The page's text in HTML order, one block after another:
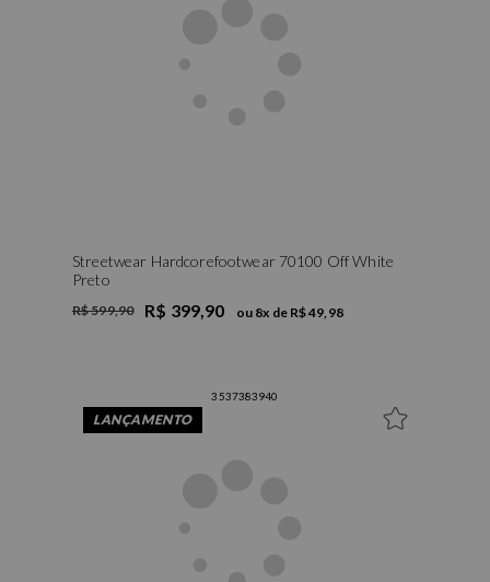
Streetwear Hardcorefootwear 70100 Off White
Preto
R$ 599,90 R$ 399,90 ou 8x de R$ 49,98
LANÇAMENTO
3537383940